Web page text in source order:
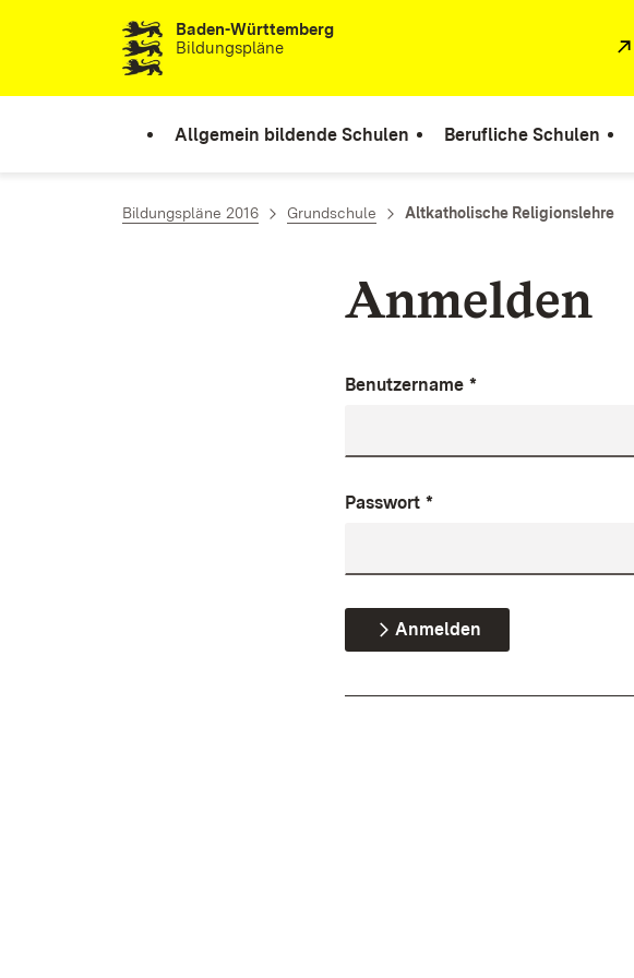
Zum Inhalt springenBaden-Württemberg
Bildungspläne
Allgemein bildende Schulen Berufliche Schulen
Bildungspläne 2016 Grundschule Altkatholische Religionslehre
Anmelden
Benutzername *
Passwort *
Anmelden